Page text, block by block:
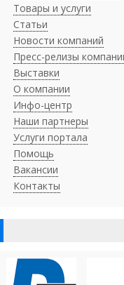
Товары и услуги
Статьи
Новости компаний
Пресс-релизы
Выставки
О компании
Инфо-центр
Наши партнеры
Услуги портала
Помощь
Вакансии
Контакты